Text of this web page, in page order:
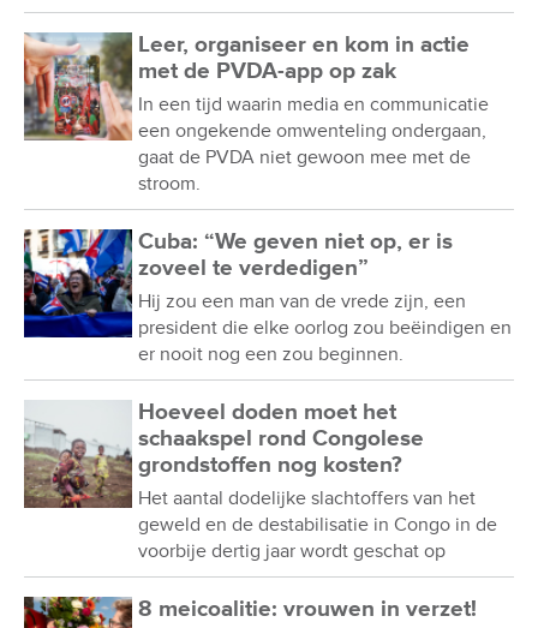
Leer, organiseer en kom in actie
met de PVDA-app op zak
In een tijd waarin media en communicatie
een ongekende omwenteling ondergaan,
gaat de PVDA niet gewoon mee met de
stroom.
Cuba: “We geven niet op, er is
zoveel te verdedigen”
Hij zou een man van de vrede zijn, een
president die elke oorlog zou beëindigen en
er nooit nog een zou beginnen.
Hoeveel doden moet het
schaakspel rond Congolese
grondstoffen nog kosten?
Het aantal dodelijke slachtoffers van het
geweld en de destabilisatie in Congo in de
voorbije dertig jaar wordt geschat op
8 meicoalitie: vrouwen in verzet!